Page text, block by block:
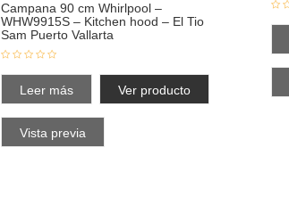
Campana 90 cm Whirlpool –
WHW9915S – Kitchen hood – El Tio
Sam Puerto Vallarta
Leer más Ver producto
Vista previa